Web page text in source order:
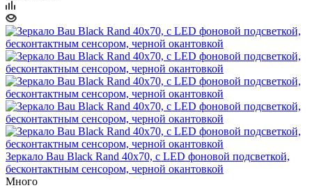
Зеркало Bau Black Rand 40х70, с LED фоновой подсветкой,
бесконтактным сенсором, черной окантовкой
Много